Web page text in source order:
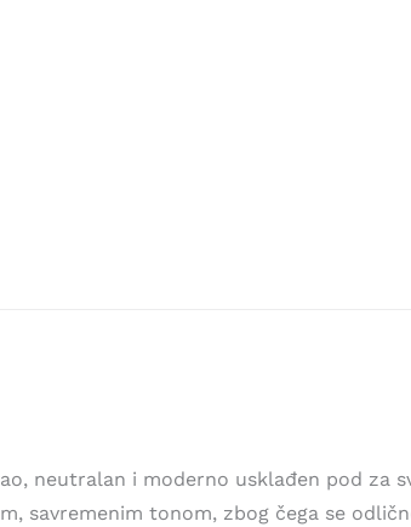
neutralan i moderno usklađen pod za
savremenim tonom, zbog čega se